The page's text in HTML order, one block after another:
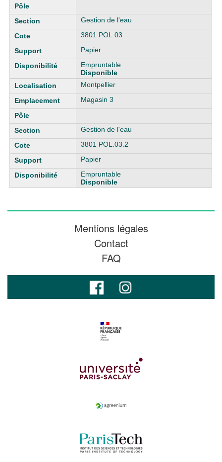
Gestion de l'eau
3801 POL.03
Papier
Empruntable
Disponible
Montpellier
Magasin 3
Gestion de l'eau
3801 POL.03.2
Papier
Empruntable
Disponible
Mentions légales
Contact
FAQ